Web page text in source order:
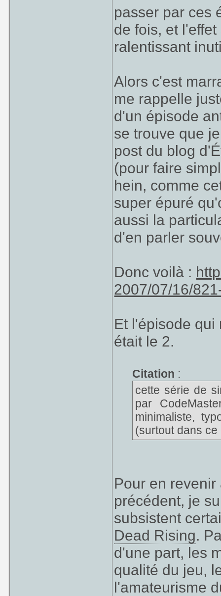
passer par ces
de fois, et
ralentissant
Alors c'est
me rappelle
d'un épisode
se trouve que
post du blog
(pour faire
hein, comme
super épuré
aussi la
d'en parler
Donc voilà :
2007/07/16/
Et l'épisode qui
était le 2.
Citation :
cette série de
par
minimaliste,
(surtout dans
Pour en
précédent, je
subsistent
Dead Rising.
d'une part, les
qualité du jeu,
l'amateurisme